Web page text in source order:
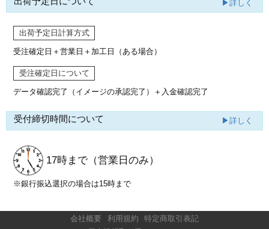
▶詳しく
出荷予定日計算方式
受注確定日＋営業日＋加工日（ある場合）
受注確定日について
データ確認完了（イメージの承認完了） ＋入金確認完了
受付締切時間について ▶詳しく
17時まで （営業日のみ）
※銀行振込選択の場合は15時まで
会社概要 利用規約
特定商取引表記